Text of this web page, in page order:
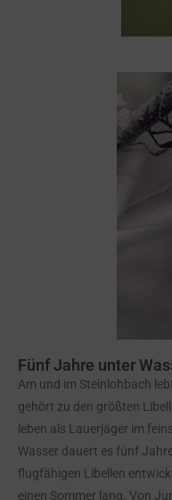
Fünf Jahre unter
Am und im Steinlohbach
gehört zu den größten
leben als Lauerjäger im
Wasser dauert es fünf
flugfähigen Libellen
einen Sommer lang. Von